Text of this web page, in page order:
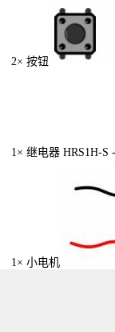
2×按钮
1×继电器 HRS1H-S
1× 小电机